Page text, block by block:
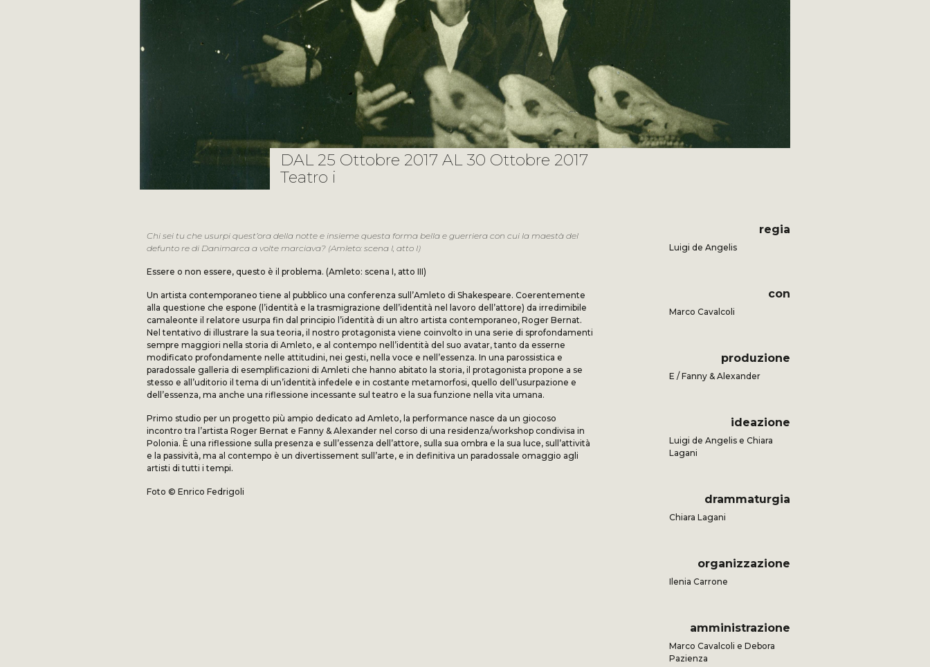
DAL 25 Ottobre 2017 AL 30 Ottobre 2017
Teatro i
Chi sei tu che usurpi quest’ora della notte e insieme questa forma bella e guerriera con cui la maestà del
defunto re di Danimarca a volte marciava? (Amleto: scena I, atto I)
Essere o non essere, questo è il problema. (Amleto: scena I, atto III)
Un artista contemporaneo tiene al pubblico una conferenza sull’Amleto di Shakespeare. Coerentemente
alla questione che espone (l’identità e la trasmigrazione dell’identità nel lavoro dell’attore) da irredimibile
camaleonte il relatore usurpa fin dal principio l’identità di un altro artista contemporaneo, Roger Bernat.
Nel tentativo di illustrare la sua teoria, il nostro protagonista viene coinvolto in una serie di sprofondamenti
sempre maggiori nella storia di Amleto, e al contempo nell’identità del suo avatar, tanto da esserne
modificato profondamente nelle attitudini, nei gesti, nella voce e nell’essenza. In una parossistica e
paradossale galleria di esemplificazioni di Amleti che hanno abitato la storia, il protagonista propone a se
stesso e all’uditorio il tema di un’identità infedele e in costante metamorfosi, quello dell’usurpazione e
dell’essenza, ma anche una riflessione incessante sul teatro e la sua funzione nella vita umana.
Primo studio per un progetto più ampio dedicato ad Amleto, la performance nasce da un giocoso
incontro tra l’artista Roger Bernat e Fanny & Alexander nel corso di una residenza/workshop condivisa in
Polonia. È una riflessione sulla presenza e sull’essenza dell’attore, sulla sua ombra e la sua luce, sull’attività
e la passività, ma al contempo è un divertissement sull’arte, e in definitiva un paradossale omaggio agli
artisti di tutti i tempi.
Foto © Enrico Fedrigoli
regia
Luigi de Angelis
con
Marco Cavalcoli
produzione
E / Fanny & Alexander
ideazione
Luigi de Angelis e Chiara
Lagani
drammaturgia
Chiara Lagani
organizzazione
Ilenia Carrone
amministrazione
Marco Cavalcoli e Debora
Pazienza